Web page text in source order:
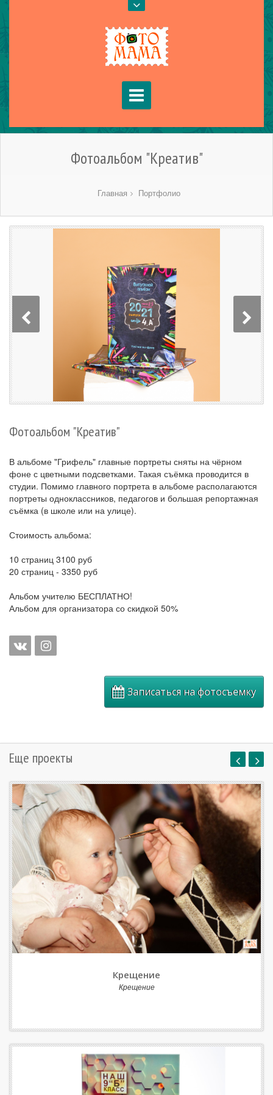
Фотоальбом "Креатив"
Главная Портфолио
Фотоальбом "Креатив"
В альбоме "Грифель" главные портреты сняты на чёрном
фоне с цветными подсветками. Такая съёмка проводится в
студии. Помимо главного портрета в альбоме располагаются
портреты одноклассников, педагогов и большая репортажная
съёмка (в школе или на улице).
Стоимость альбома:
10 страниц 3100 руб
20 страниц - 3350 руб
Альбом учителю БЕСПЛАТНО!
Альбом для организатора со скидкой 50%
Записаться на фотосъемку
Еще проекты
Крещение
Крещение